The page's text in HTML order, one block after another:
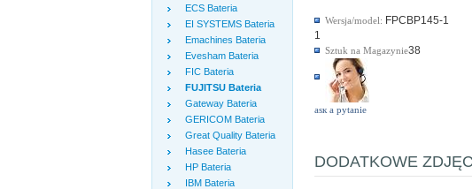
ECS Bateria
EI SYSTEMS Bateria
Emachines Bateria
Evesham Bateria
FIC Bateria
FUJITSU Bateria
Gateway Bateria
GERICOM Bateria
Great Quality Bateria
Hasee Bateria
HP Bateria
IBM Bateria
Wersja/model: FPCBP145-1
1
Sztuk na Magazynie38
аsк а pytanie
DODATKOWE